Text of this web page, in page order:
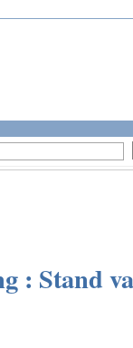
: Stand